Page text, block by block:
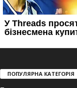
ПОПУЛЯРНА КАТЕГОРІЯ